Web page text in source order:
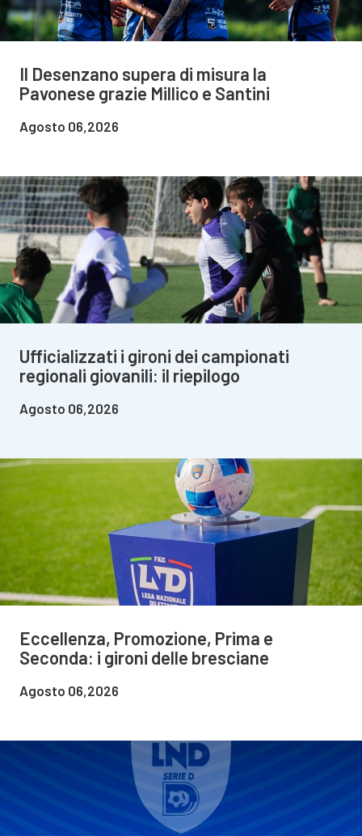
Il Desenzano supera di misura la
Pavonese grazie Millico e Santini
Agosto 06,2026
Ufficializzati i gironi dei campionati
regionali giovanili: il riepilogo
Agosto 06,2026
Eccellenza, Promozione, Prima e
Seconda: i gironi delle bresciane
Agosto 06,2026